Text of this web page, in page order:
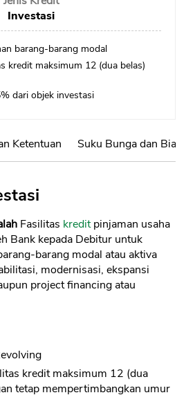
Investasi
barang-barang modal
kredit maksimum 12 (dua belas)
dari objek investasi
Ketentuan Suku Bunga dan
Fasilitas kreditpinjaman usaha
Bank kepada Debitur untuk
barang modal atau aktiva
modernisasi, ekspansi
project financing atau
kredit maksimum 12 (dua
tetap mempertimbangkan umur